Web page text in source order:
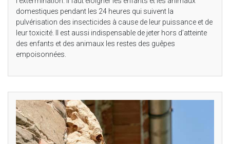
domestiques pendant les 24 heures qui suivent la
pulvérisation des insecticides à cause de leur puissance et de
leur toxicité. Il est aussi indispensable de jeter hors d’atteinte
des enfants et des animaux les restes des guêpes
empoisonnées.